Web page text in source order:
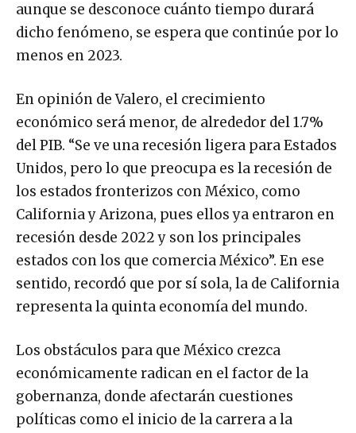
aunque se desconoce cuánto tiempo durará
dicho fenómeno, se espera que continúe por lo
menos en 2023.
En opinión de Valero, el crecimiento
económico será menor, de alrededor del 1.7%
del PIB. “Se ve una recesión ligera para Estados
Unidos, pero lo que preocupa es la recesión de
los estados fronterizos con México, como
California y Arizona, pues ellos ya entraron en
recesión desde 2022 y son los principales
estados con los que comercia México”. En ese
sentido, recordó que por sí sola, la de California
representa la quinta economía del mundo.
Los obstáculos para que México crezca
económicamente radican en el factor de la
gobernanza, donde afectarán cuestiones
políticas como el inicio de la carrera a la